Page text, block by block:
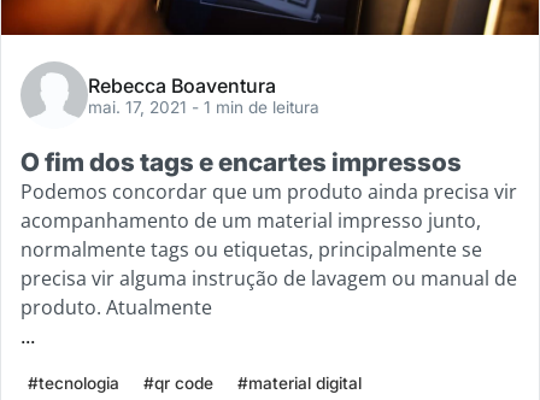
Rebecca Boaventura
mai. 17, 2021 - 1 min de leitura
O fim dos tags e encartes impressos
Podemos concordar que um produto ainda precisa vir
acompanhamento de um material impresso junto,
normalmente tags ou etiquetas, principalmente se
precisa vir alguma instrução de lavagem ou manual de
produto. Atualmente
...
#tecnologia #qr code
#material digital